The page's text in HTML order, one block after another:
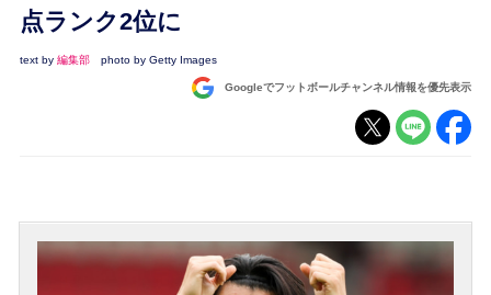
ナショナルチーム
高校サッカー
点ランク2位に
text by 編集部 photo by Getty Images
Googleでフットボールチャンネル情報を優先表示